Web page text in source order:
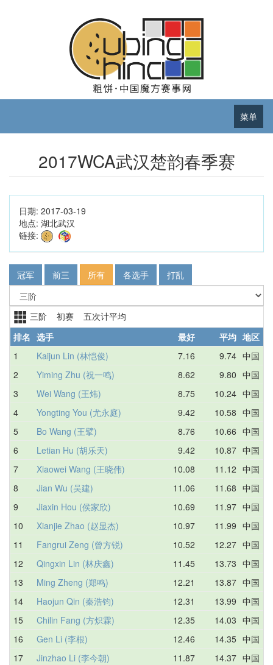
菜单
2017WCA武汉楚韵春季赛
日期: 2017-03-19
地点: 湖北武汉
链接:
冠军 前三 所有 各选手 打乱
三阶 初赛 五次计平均
排名 选手 最好 平均 地区
1
Kaijun Lin (林恺俊) 7.16 9.74 中国
2 Yiming Zhu (祝一鸣) 8.62 9.80 中国
3 Wei Wang (王炜) 8.75 10.24 中国
4 Yongting You (尤永庭) 9.42 10.58 中国
5 Bo Wang (王擘) 8.76 10.66 中国
6 Letian Hu (胡乐天) 9.42 10.87 中国
7 Xiaowei Wang (王晓伟) 10.08 11.12 中国
8 Jian Wu (吴建) 11.06 11.68 中国
9 Jiaxin Hou (侯家欣) 10.69 11.97 中国
10 Xianjie Zhao (赵显杰) 10.97 11.99 中国
11 Fangrui Zeng (曾方锐) 10.52 12.27 中国
12 Qingxin Lin (林庆鑫) 11.45 13.73 中国
13 Ming Zheng (郑鸣) 12.21 13.87 中国
14 Haojun Qin (秦浩钧) 12.31 13.99 中国
15 Chilin Fang (方炽霖) 12.35 14.03 中国
16 Gen Li (李根) 12.46 14.35 中国
17 Jinzhao Li (李今朝) 11.87 14.37 中国